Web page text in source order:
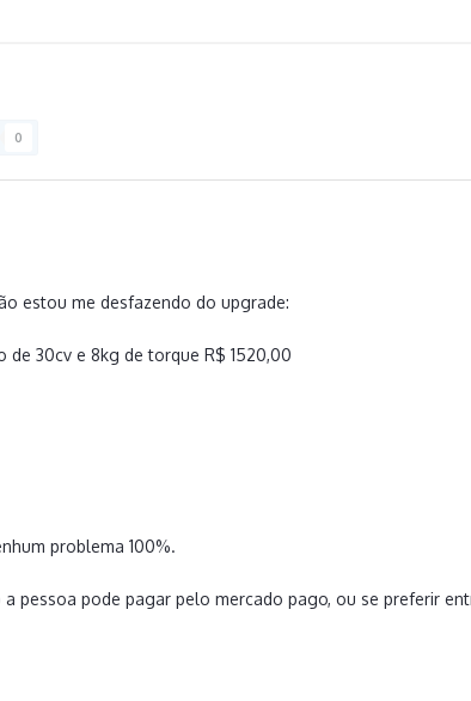
0
estou me desfazendo do upgrade:
30cv e 8kg de torque R$ 1520,00
problema 100%.
pessoa pode pagar pelo mercado pago, ou se preferir